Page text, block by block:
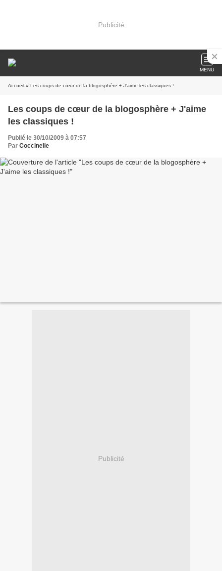
Publicité
MENU
Accueil » Les coups de cœur de la blogosphère + J'aime les classiques !
Les coups de cœur de la blogosphère + J'aime
les classiques !
Publié le 30/10/2009 à 07:57
Par Coccinelle
Publicité